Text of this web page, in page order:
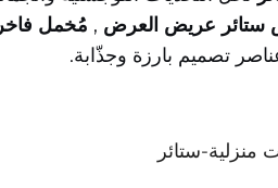
ستائر عريض العرض , مُخمل فاخر
تصميم بارزة وجذّابة.
منزلية-ستائر